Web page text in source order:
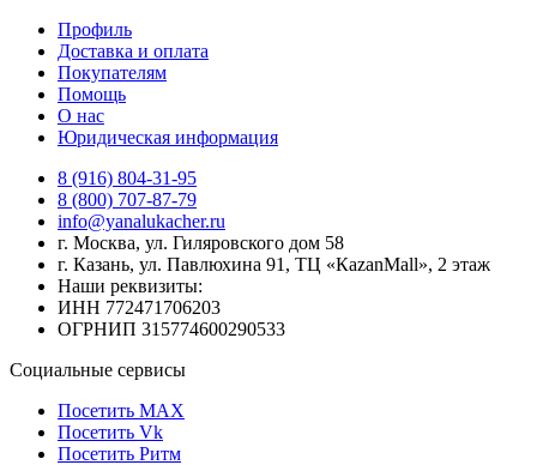
Профиль
Доставка и оплата
Покупателям
Помощь
О нас
Юридическая информация
8 (916) 804-31-95
8 (800) 707-87-79
info@yanalukacher.ru
г. Москва, ул. Гиляровского дом 58
г. Казань, ул. Павлюхина 91, ТЦ «КazanMall», 2 этаж
Наши реквизиты:
ИНН 772471706203
ОГРНИП 315774600290533
Социальные сервисы
Посетить MAX
Посетить Vk
Посетить Ритм